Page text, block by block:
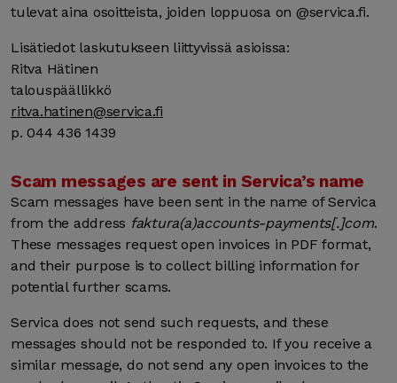
tulevat aina osoitteista, joiden loppuosa on @servica.fi.
Lisätiedot laskutukseen liittyvissä asioissa:
Ritva Hätinen
talouspäällikkö
ritva.hatinen@servica.fi
p. 044 436 1439
Scam messages are sent in Servica’s name
Scam messages have been sent in the name of Servica
from the address faktura(a)accounts-payments[.]com.
These messages request open invoices in PDF format,
and their purpose is to collect billing information for
potential further scams.
Servica does not send such requests, and these
messages should not be responded to. If you receive a
similar message, do not send any open invoices to the